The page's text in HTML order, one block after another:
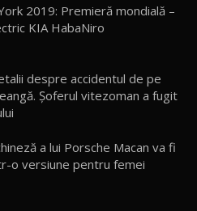
/ Test Drive AutoBlog.MD
Cel mai Performant și Confortabil
Testat în Moldova / AutoBlog.MD
și Puternic Defender Testat în
2019: Premieră mondială –
KIA HabaNiro
despre accidentul de pe
Şoferul vitezoman a fugit
a lui Porsche Macan va fi
o versiune pentru femei